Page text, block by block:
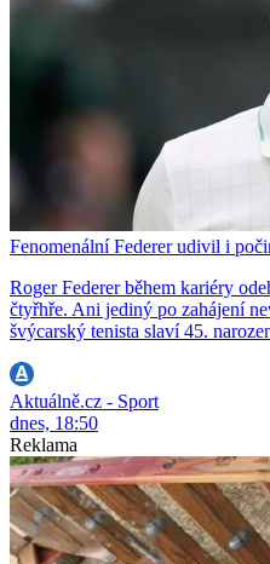
Fenomenální Federer udivil i
Roger Federer během kariéry
čtyřhře. Ani jediný po zahájení
švýcarský tenista slaví 45.
Aktuálně.cz - Sport
dnes, 18:50
Reklama